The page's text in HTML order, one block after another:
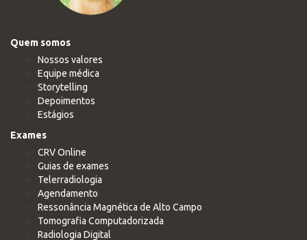
Quem somos
Nossos valores
Equipe médica
Storytelling
Depoimentos
Estágios
Exames
CRV Online
Guias de exames
Telerradiologia
Agendamento
Ressonância Magnética de Alto Campo
Tomografia Computadorizada
Radiologia Digital